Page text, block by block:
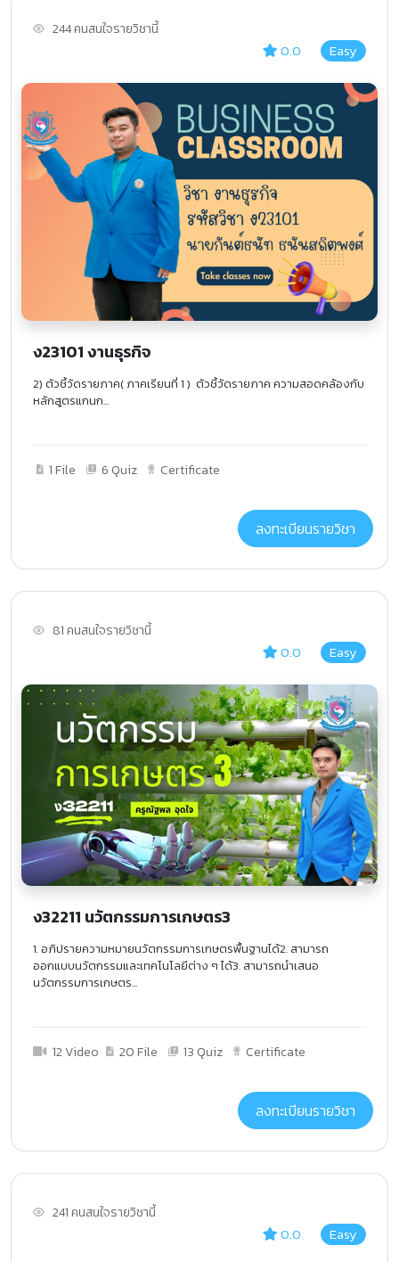
244 คนสนใจรายวิชานี้
0.0 Easy
ง23101 งานธุรกิจ
2) ตัวชี้วัดรายภาค( ภาคเรียนที่ 1 ) ตัวชี้วัดรายภาค ความสอดคล้องกับ
หลักสูตรแกนก...
1 File 6 Quiz Certificate
ลงทะเบียนรายวิชา
81 คนสนใจรายวิชานี้
0.0 Easy
ง32211 นวัตกรรมการเกษตร3
1. อภิปรายความหมายนวัตกรรมการเกษตรพื้นฐานได้2. สามารถ
ออกแบบนวัตกรรมและเทคโนโลยีต่าง ๆ ได้3. สามารถนำเสนอ
นวัตกรรมการเกษตร...
12 Video 20 File 13 Quiz Certificate
ลงทะเบียนรายวิชา
241 คนสนใจรายวิชานี้
0.0 Easy